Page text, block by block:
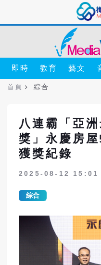
即時 教育 藝文
首頁 綜合
八連霸「亞
獎」永慶房
獲獎紀錄
2025-08-12 15:01
綜合